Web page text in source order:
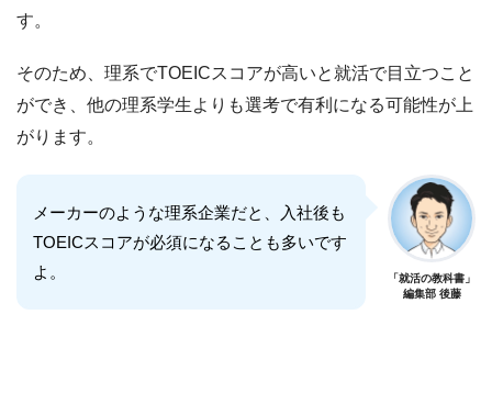
す。
そのため、理系でTOEICスコアが高いと就活で目立つこと
ができ、他の理系学生よりも選考で有利になる可能性が上
がります。
メーカーのような理系企業だと、入社後も
TOEICスコアが必須になることも多いです
よ。
「就活の教科書」
編集部 後藤